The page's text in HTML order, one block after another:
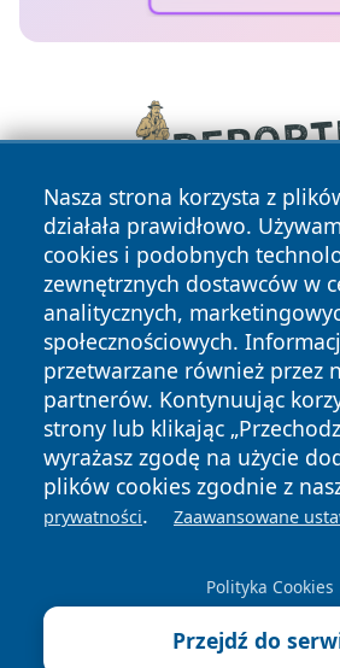
Nasza strona korzysta z
działała prawidłowo.
cookies i podobnych
zewnętrznych dostawców w
analitycznych,
społecznościowych.
przetwarzane również przez
partnerów. Kontynuując
strony lub klikając
wyrażasz zgodę na użycie
plików cookies zgodnie z
prywatności. Zaawansowane
Polityka Cookies
Przejdź do
Copyright © 2026 faktywroclaw.pl
zastrzeżone.
News Autorzy
Polityka
Prywatności